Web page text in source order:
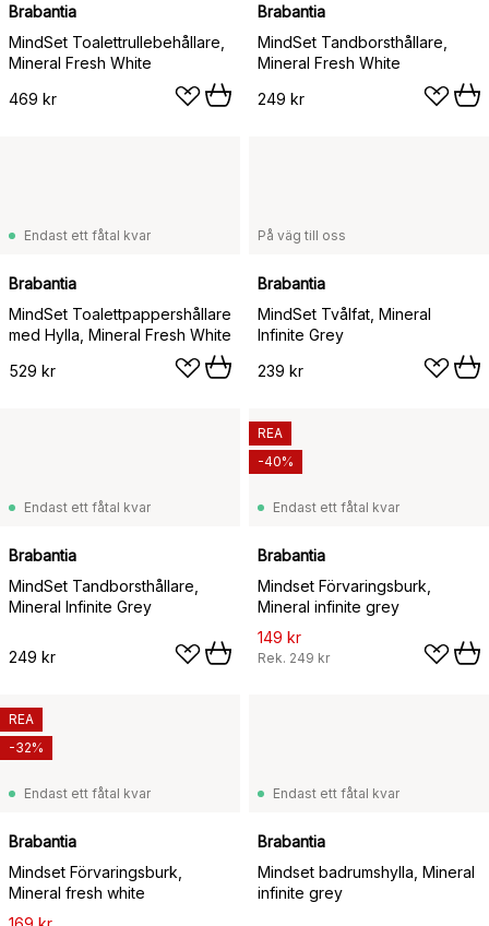
Brabantia
MindSet Toalettrullebehållare,
Mineral Fresh White
469 kr
Brabantia
MindSet Tandborsthållare,
Mineral Fresh White
249 kr
Endast ett fåtal kvar
Brabantia
MindSet Toalettpappershållare
med Hylla, Mineral Fresh White
529 kr
På väg till oss
Brabantia
MindSet Tvålfat, Mineral
Infinite Grey
239 kr
Endast ett fåtal kvar
Brabantia
MindSet Tandborsthållare,
Mineral Infinite Grey
249 kr
Endast ett fåtal kvar
Brabantia
Mindset Förvaringsburk,
Mineral infinite grey
149 kr
Rek. 249 kr
REA
-40%
Endast ett fåtal kvar
Brabantia
Mindset Förvaringsburk,
Mineral fresh white
REA
-32%
Endast ett fåtal kvar
Brabantia
Mindset badrumshylla, Mineral
infinite grey